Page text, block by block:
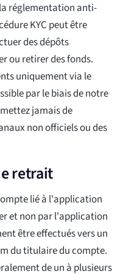
réglementation anti-
KYC peut être
des dépôts
ou retirer des fonds.
uniquement via le
par le biais de notre
jamais de
non officiels ou des
retrait
lié à l'application
et non par l'application
être effectués vers un
du titulaire du compte.
de un à plusieurs